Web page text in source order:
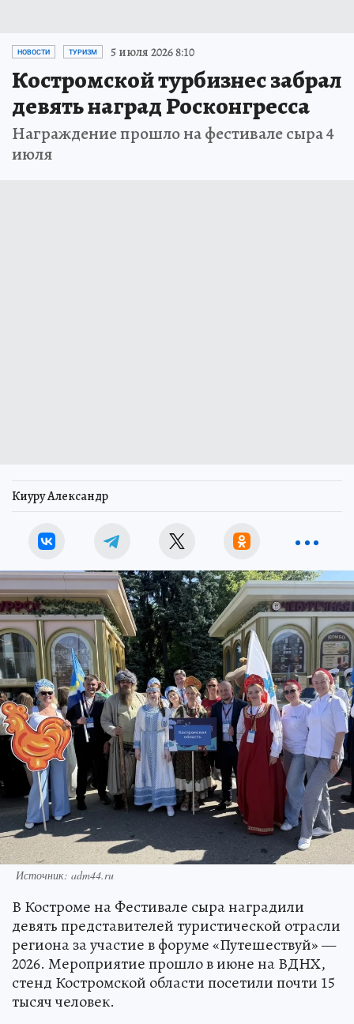
НОВОСТИ ТУРИЗМ 5 июля 2026 8:10
Костромской турбизнес забрал
девять наград Росконгресса
Награждение прошло на фестивале сыра 4
июля
Киуру Александр
Источник: adm44.ru
В Костроме на Фестивале сыра наградили
девять представителей туристической отрасли
региона за участие в форуме «Путешествуй» —
2026. Мероприятие прошло в июне на ВДНХ,
стенд Костромской области посетили почти 15
тысяч человек.